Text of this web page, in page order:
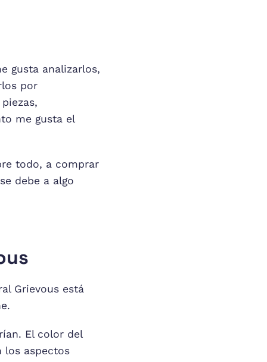
gusta analizarlos,
por
me gusta el
todo, a comprar
debe a algo
Grievous está
El color del
los aspectos